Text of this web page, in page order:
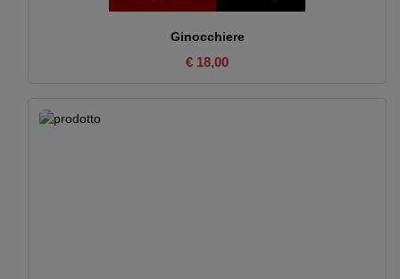
Ginocchiere
€ 18,00